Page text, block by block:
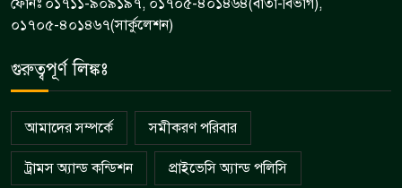
ফোনঃ ০১৭১১-৯০৯১৯৭, ০১৭০৫-৪০১৪৬৪(বার্তা-বিভাগ),
০১৭০৫-৪০১৪৬৭(সার্কুলেশন)
গুরুত্বপূর্ণ লিঙ্কঃ
আমাদের সম্পর্কে সমীকরণ পরিবার
ট্রামস অ্যান্ড কন্ডিশন প্রাইভেসি অ্যান্ড পলিসি